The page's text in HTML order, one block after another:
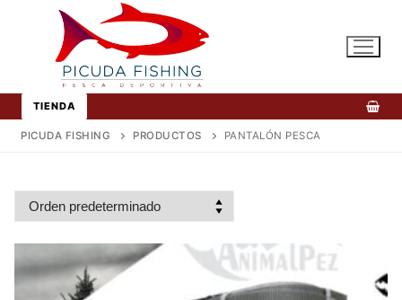
contenido
TIENDA
PICUDA FISHING PRODUCTOS PANTALÓN PESCA